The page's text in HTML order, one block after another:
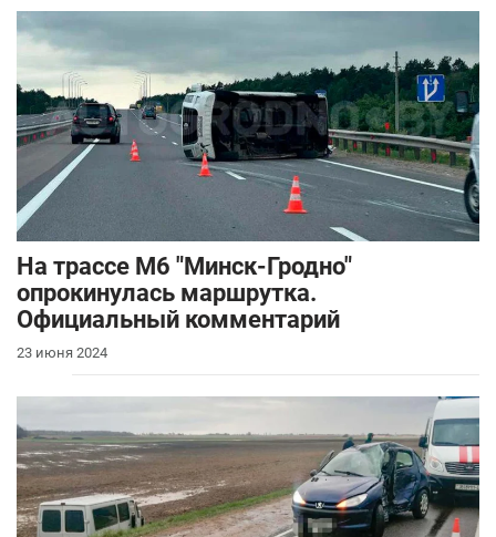
На трассе М6 "Минск-Гродно"
опрокинулась маршрутка.
Официальный комментарий
23 июня 2024